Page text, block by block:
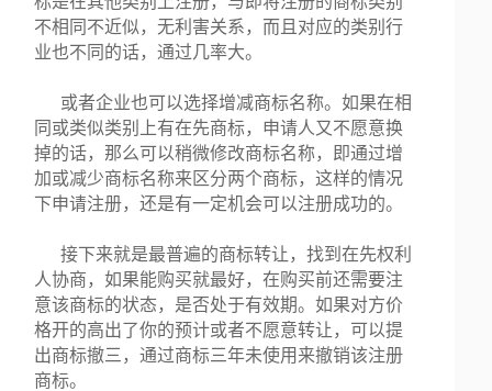
不相同不近似，无利害关系，而且对应的类别行
业也不同的话，通过几率大。
或者企业也可以选择增减商标名称。如果在相
同或类似类别上有在先商标，申请人又不愿意换
掉的话，那么可以稍微修改商标名称，即通过增
加或减少商标名称来区分两个商标，这样的情况
下申请注册，还是有一定机会可以注册成功的。
接下来就是最普遍的商标转让，找到在先权利
人协商，如果能购买就最好，在购买前还需要注
意该商标的状态，是否处于有效期。如果对方价
格开的高出了你的预计或者不愿意转让，可以提
出商标撤三，通过商标三年未使用来撤销该注册
商标。